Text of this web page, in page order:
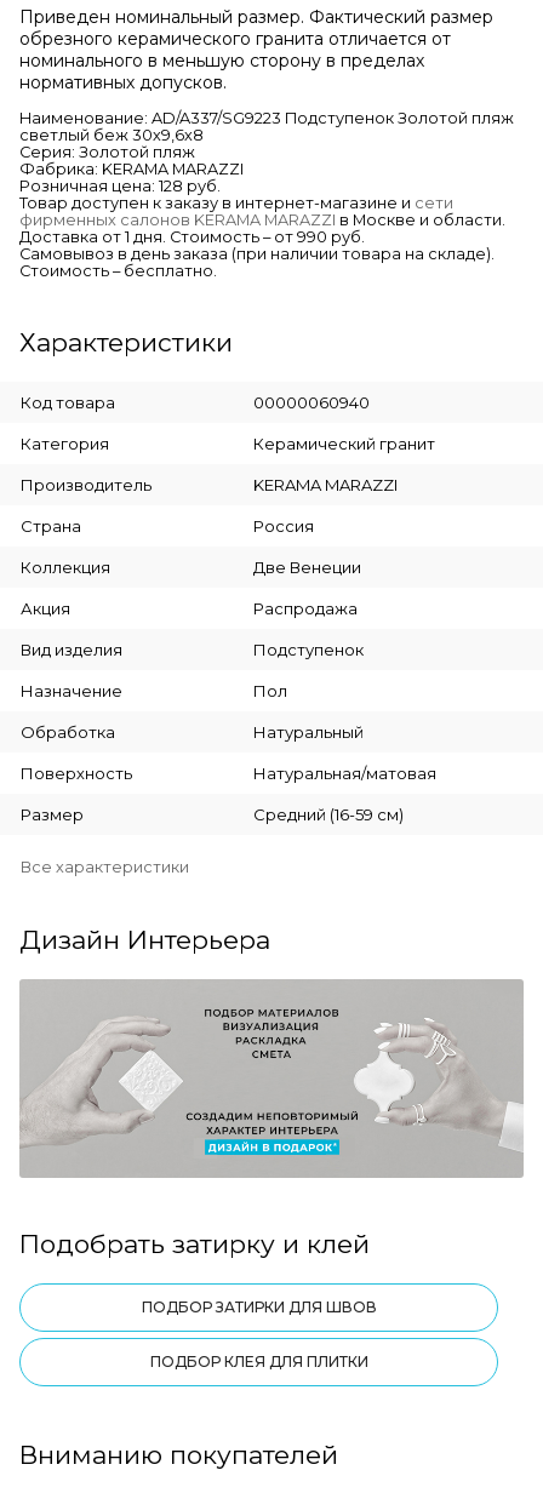
Приведен номинальный размер. Фактический размер
обрезного керамического гранита отличается от
номинального в меньшую сторону в пределах
нормативных допусков.
Наименование: AD/A337/SG9223 Подступенок Золотой пляж
светлый беж 30х9,6х8
Серия: Золотой пляж
Фабрика: KERAMA MARAZZI
Розничная цена: 128 руб.
Товар доступен к заказу в интернет-магазине и сети
фирменных салонов KERAMA MARAZZI в Москве и области.
Доставка от 1 дня. Стоимость – от 990 руб.
Самовывоз в день заказа (при наличии товара на складе).
Стоимость – бесплатно.
Характеристики
Код товара 00000060940
Категория Керамический гранит
Производитель KERAMA MARAZZI
Страна Россия
Коллекция Две Венеции
Акция Распродажа
Вид изделия Подступенок
Назначение Пол
Обработка Натуральный
Поверхность Натуральная/матовая
Размер Средний (16-59 см)
Все характеристики
Дизайн Интерьера
Подобрать затирку и клей
ПОДБОР ЗАТИРКИ ДЛЯ ШВОВ
ПОДБОР КЛЕЯ ДЛЯ ПЛИТКИ
Вниманию покупателей